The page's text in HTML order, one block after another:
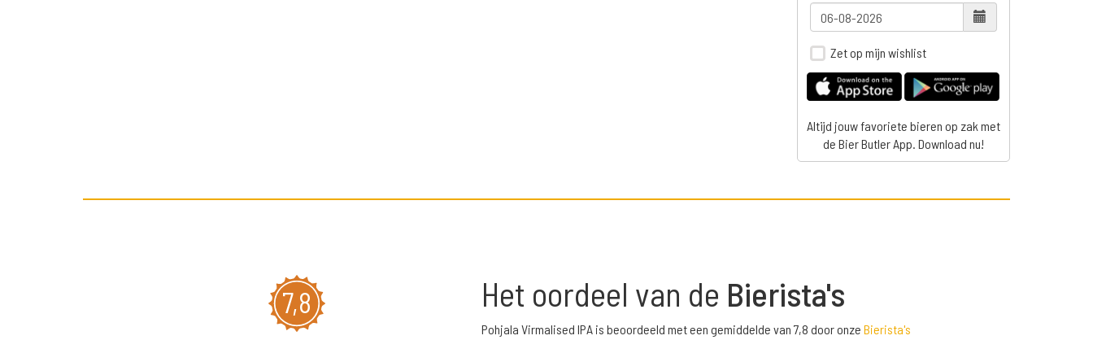
Zet op mijn wishlist
Altijd jouw favoriete bieren op zak met
de Bier Butler App. Download nu!
7,8 Het oordeel van de Bierista's
Pohjala Virmalised IPA is beoordeeld met een gemiddelde van 7,8 door onze Bierista's